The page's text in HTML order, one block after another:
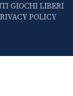
GIOCHI LIBERI
POLICY